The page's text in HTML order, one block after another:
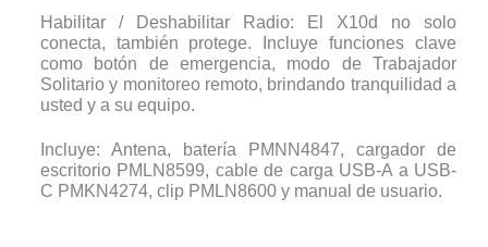
Habilitar / Deshabilitar Radio: El X10d no solo
conecta, también protege. Incluye funciones clave
como botón de emergencia, modo de Trabajador
Solitario y monitoreo remoto, brindando tranquilidad a
usted y a su equipo.
Incluye: Antena, batería PMNN4847, cargador de
escritorio PMLN8599, cable de carga USB-A a USB-
C PMKN4274, clip PMLN8600 y manual de usuario.